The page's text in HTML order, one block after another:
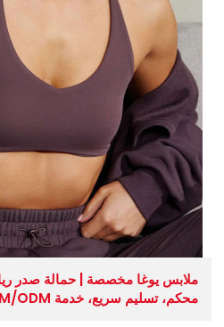
ملابس يوغا مخصصة | حمالة صدر
محكم، تسليم سريع، خدمة OEM/ODM